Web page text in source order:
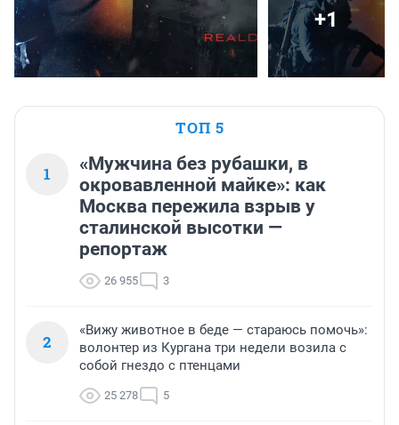
+1
ТОП 5
1
«Мужчина без рубашки, в
окровавленной майке»: как
Москва пережила взрыв у
сталинской высотки —
репортаж
26 955 3
2
«Вижу животное в беде — стараюсь помочь»:
волонтер из Кургана три недели возила с
собой гнездо с птенцами
25 278 5